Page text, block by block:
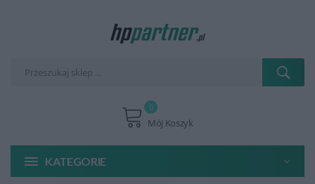
Mój Koszyk
0
KATEGORIE